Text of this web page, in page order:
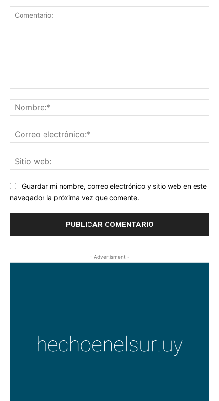
Guardar mi nombre, correo electrónico y sitio web en este
navegador la próxima vez que comente.
- Advertisment -